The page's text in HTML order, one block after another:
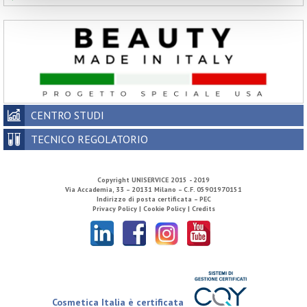
CENTRO STUDI
TECNICO REGOLATORIO
Copyright UNISERVICE 2015 - 2019
Via Accademia, 33 – 20131 Milano – C.F. 05901970151
Indirizzo di posta certificata – PEC
Privacy Policy | Cookie Policy | Credits
Cosmetica Italia è certificata